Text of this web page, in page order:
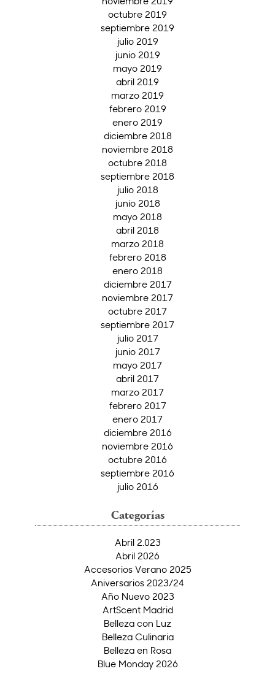
octubre 2019
septiembre 2019
julio 2019
junio 2019
mayo 2019
abril 2019
marzo 2019
febrero 2019
enero 2019
diciembre 2018
noviembre 2018
octubre 2018
septiembre 2018
julio 2018
junio 2018
mayo 2018
abril 2018
marzo 2018
febrero 2018
enero 2018
diciembre 2017
noviembre 2017
octubre 2017
septiembre 2017
julio 2017
junio 2017
mayo 2017
abril 2017
marzo 2017
febrero 2017
enero 2017
diciembre 2016
noviembre 2016
octubre 2016
septiembre 2016
julio 2016
Categorías
Abril 2.023
Abril 2026
Accesorios Verano 2025
Aniversarios 2023/24
Año Nuevo 2023
ArtScent Madrid
Belleza con Luz
Belleza Culinaria
Belleza en Rosa
Blue Monday 2026